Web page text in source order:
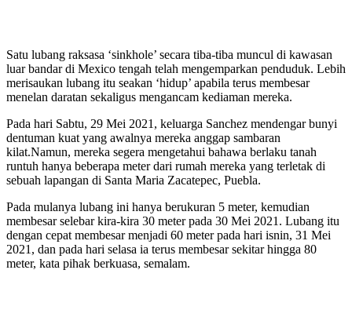
Satu lubang raksasa ‘sinkhole’ secara tiba-tiba muncul di kawasan
luar bandar di Mexico tengah telah mengemparkan penduduk. Lebih
merisaukan lubang itu seakan ‘hidup’ apabila terus membesar
menelan daratan sekaligus mengancam kediaman mereka.
Pada hari Sabtu, 29 Mei 2021, keluarga Sanchez mendengar bunyi
dentuman kuat yang awalnya mereka anggap sambaran
kilat.Namun, mereka segera mengetahui bahawa berlaku tanah
runtuh hanya beberapa meter dari rumah mereka yang terletak di
sebuah lapangan di Santa Maria Zacatepec, Puebla.
Pada mulanya lubang ini hanya berukuran 5 meter, kemudian
membesar selebar kira-kira 30 meter pada 30 Mei 2021. Lubang itu
dengan cepat membesar menjadi 60 meter pada hari isnin, 31 Mei
2021, dan pada hari selasa ia terus membesar sekitar hingga 80
meter, kata pihak berkuasa, semalam.